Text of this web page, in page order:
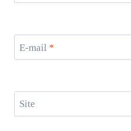
E-mail *
Site